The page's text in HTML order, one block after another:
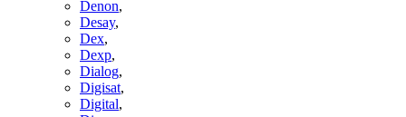
Denon,
Desay,
Dex,
Dexp,
Dialog,
Digisat,
Digital,